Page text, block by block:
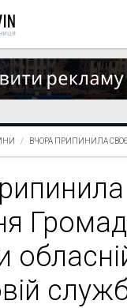
ВЧОРА ПРИПИНИЛА СВОЄ